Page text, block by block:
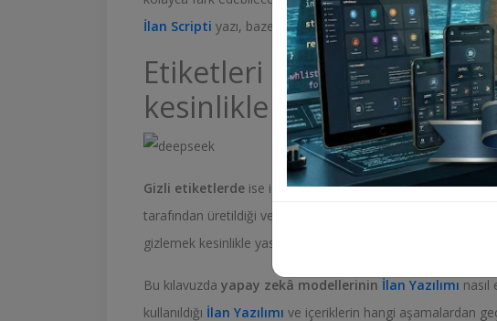
İlan Scripti yazı, bazen sesli bir uyarı ya daİlan Scripti
Etiketleri kaldırmak veya
kesinlikle yasak
Gizli etiketlerde ise içerikle ilgili detaylar yer alacak;
tarafından üretildiği ve ona ait özel bir kimlik numarası. Bu
gizlemek kesinlikle yasak. DeepSeek ayrıca bir teknik kılavuz
Bu kılavuzda yapay zekâ modellerinin İlan Yazılımı
kullanıldığı İlan Yazılımı ve içeriklerin hangi aşamalardan